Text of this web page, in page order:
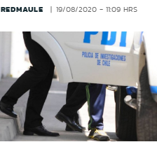
REDMAULE 19/08/2020 - 11:09 HRS